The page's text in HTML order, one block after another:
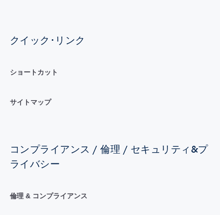
クイック･リンク
ショートカット
サイトマップ
コンプライアンス / 倫理 / セキュリティ&プ
ライバシー
倫理 & コンプライアンス